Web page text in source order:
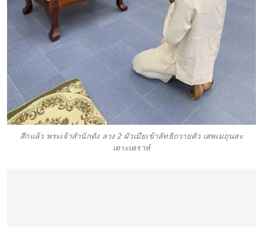
สึกแล้ว พระเจ้าสำนักดัง ลวง 2 ผัวเมียเข้าลัทธิถวายตัว เสพเมถุนสะ
เดาะเคราห์